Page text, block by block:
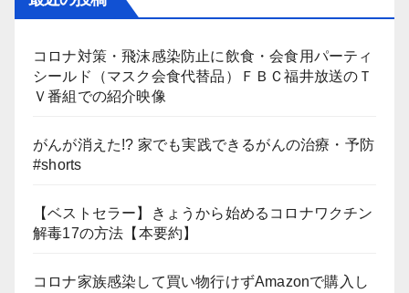
コロナ対策・飛沫感染防止に飲食・会食用パーティ
シールド（マスク会食代替品）ＦＢＣ福井放送のＴ
Ｖ番組での紹介映像
がんが消えた!? 家でも実践できるがんの治療・予防
#shorts
【ベストセラー】きょうから始めるコロナワクチン
解毒17の方法【本要約】
コロナ家族感染して買い物行けずAmazonで購入し